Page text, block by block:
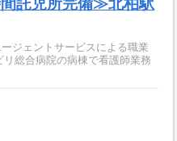
託児所完備≫北柏駅
ジェントサービスによる職業
総合病院の病棟で看護師業務